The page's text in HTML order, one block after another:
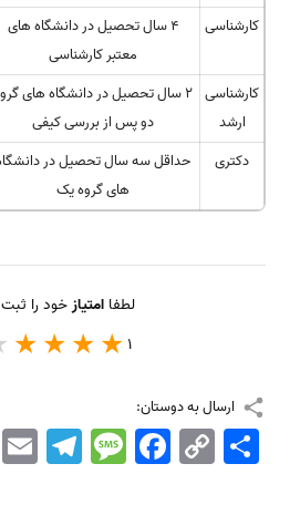
کارشناسی
4 سال تحصیل در دانشگاه های
معتبر کارشناسی
کارشناسی
ارشد
2 سال تحصیل در دانشگاه های
دو پس از بررسی کیفی
دکتری
حداقل سه سال تحصیل در
های گروه یک
لطفاامتیازخود را
1
ارسال به دوستان:
EmailTelegramMessageFacebook Copy
Link
اشتراک